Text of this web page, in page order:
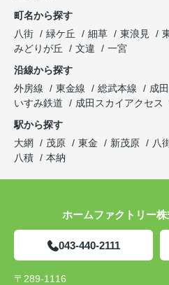
町名から探す
八街
緑ケ丘 細草 東浪見
みどりが丘
文違
一宮
沿線から探す
外房線
東金線 総武本線 成
いすみ鉄道
成田スカイアクセス
駅から探す
大網
茂原 東金 新茂原 八
八積
本納
ホームファクトリー
043-440-2111
〒289-1116